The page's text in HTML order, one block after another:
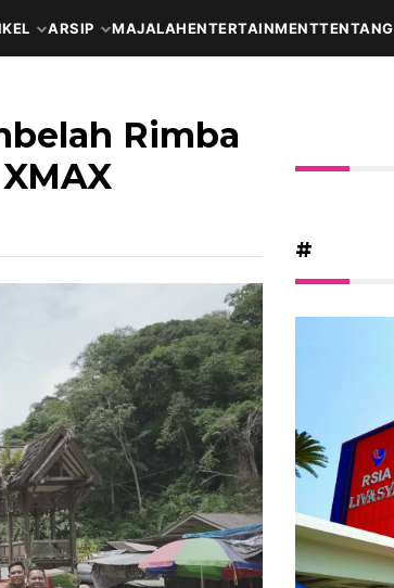
ARSIP MAJALAHENTERTAINMENTTENTANG
Rimba
#